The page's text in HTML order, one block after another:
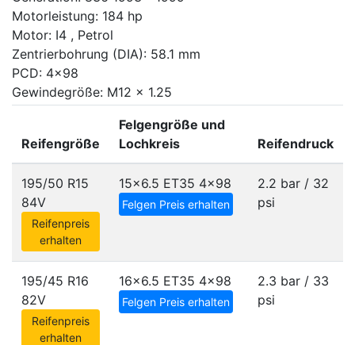
Motorleistung: 184 hp
Motor: I4 , Petrol
Zentrierbohrung (DIA): 58.1 mm
PCD: 4x98
Gewindegröße: M12 x 1.25
Reifengröße
Felgengröße und
Lochkreis
Reifendruck
195/50 R15
84V
Reifenpreis
erhalten
15x6.5 ET35 4x98
Felgen Preis erhalten
2.2 bar / 32
psi
195/45 R16
82V
Reifenpreis
erhalten
16x6.5 ET35 4x98
Felgen Preis erhalten
2.3 bar / 33
psi